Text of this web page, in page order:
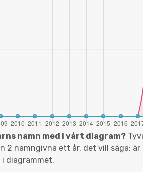
namn med i vårt diagram?
2 namngivna ett år, det vill säga;
diagrammet.